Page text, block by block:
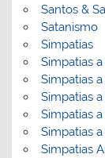
Santos &
Satanismo
Simpatias
Simpatias
Simpatias
Simpatias
Simpatias
Simpatias
Simpatias